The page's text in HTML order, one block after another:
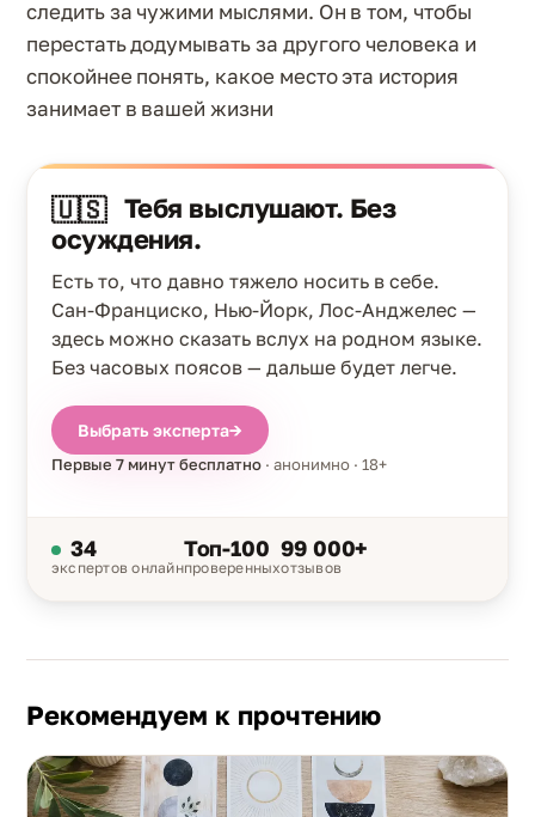
следить за чужими мыслями. Он в том, чтобы
перестать додумывать за другого человека и
спокойнее понять, какое место эта история
занимает в вашей жизни
🇺🇸 Тебя выслушают. Без
осуждения.
Есть то, что давно тяжело носить в себе.
Сан-Франциско, Нью-Йорк, Лос-Анджелес —
здесь можно сказать вслух на родном языке.
Без часовых поясов — дальше будет легче.
Выбрать эксперта→
Первые 7 минут бесплатно · анонимно · 18+
34
экспертов онлайн
Топ-100
проверенных
99 000+
отзывов
Рекомендуем к прочтению